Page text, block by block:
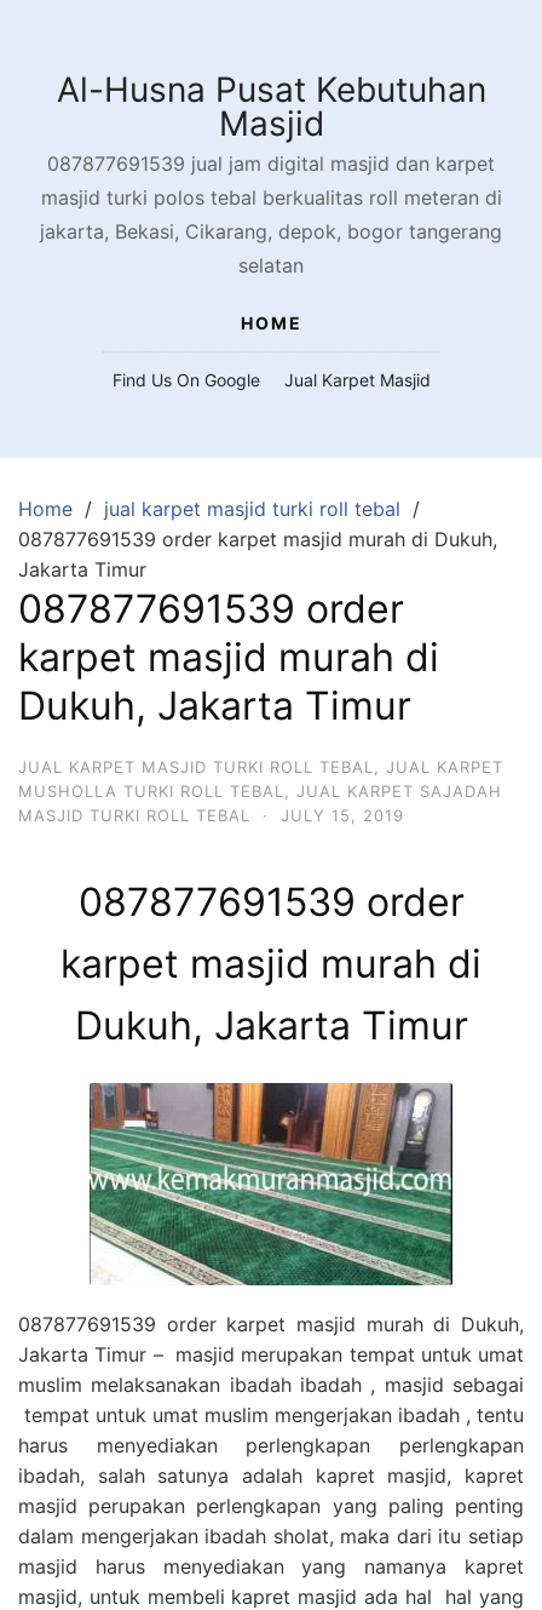
contentAl-Husna Pusat Kebutuhan
Masjid
087877691539 jual jam digital masjid dan karpet
masjid turki polos tebal berkualitas roll meteran di
jakarta, Bekasi, Cikarang, depok, bogor tangerang
selatan
HOME
Find Us On Google Jual Karpet Masjid
Home
jual karpet masjid turki roll tebal
087877691539 order karpet masjid murah di Dukuh,
Jakarta Timur
087877691539 order
karpet masjid murah di
Dukuh, Jakarta Timur
JUAL KARPET MASJID TURKI ROLL TEBAL
JUAL KARPET
MUSHOLLA TURKI ROLL TEBAL
JUAL KARPET SAJADAH
MASJID TURKI ROLL TEBAL
· JULY 15, 2019
087877691539 order
karpet masjid murah di
Dukuh, Jakarta Timur
087877691539 order karpet masjid murah di Dukuh,
Jakarta Timur – masjid merupakan tempat untuk umat
muslim melaksanakan ibadah ibadah , masjid sebagai
tempat untuk umat muslim mengerjakan ibadah , tentu
harus menyediakan perlengkapan perlengkapan
ibadah, salah satunya adalah kapret masjid, kapret
masjid perupakan perlengkapan yang paling penting
dalam mengerjakan ibadah sholat, maka dari itu setiap
masjid harus menyediakan yang namanya kapret
masjid, untuk membeli kapret masjid ada hal hal yang